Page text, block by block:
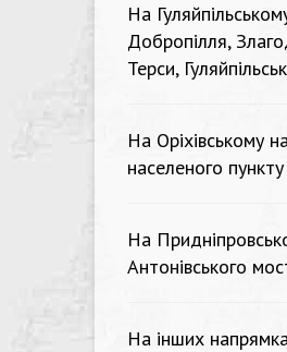
На
Добропілля,
Терси,
На Оріхівському
населеного
На
Антонівського
На інших